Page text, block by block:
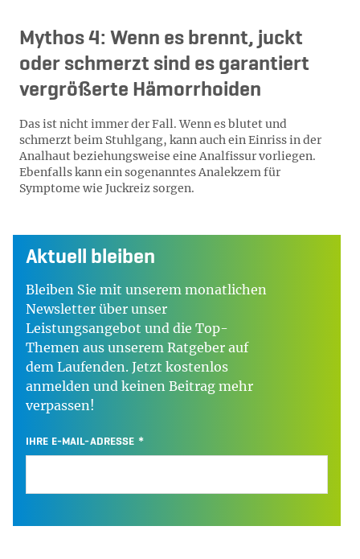
Mythos 4: Wenn es brennt, juckt
oder schmerzt sind es garantiert
vergrößerte Hämorrhoiden
Das ist nicht immer der Fall. Wenn es blutet und
schmerzt beim Stuhlgang, kann auch ein Einriss in der
Analhaut beziehungsweise eine Analfissur vorliegen.
Ebenfalls kann ein sogenanntes Analekzem für
Symptome wie Juckreiz sorgen.
Aktuell bleiben
Bleiben Sie mit unserem monatlichen
Newsletter über unser
Leistungsangebot und die Top-
Themen aus unserem Ratgeber auf
dem Laufenden. Jetzt kostenlos
anmelden und keinen Beitrag mehr
verpassen!
IHRE E-MAIL-ADRESSE